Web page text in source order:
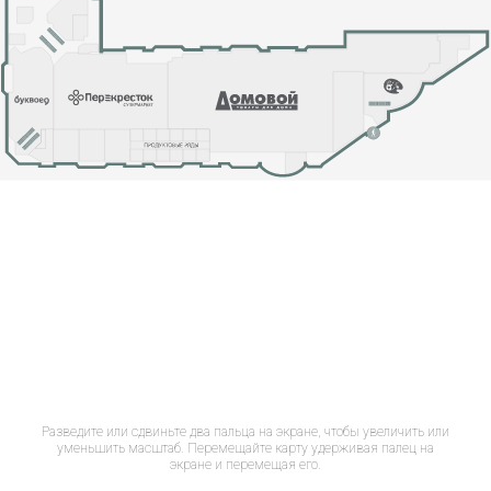
Разведите или сдвиньте два пальца на экране, чтобы увеличить или
уменьшить масштаб. Перемещайте карту удерживая палец на
экране и перемещая его.